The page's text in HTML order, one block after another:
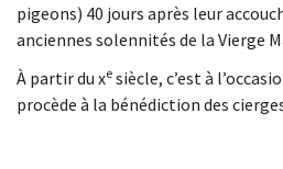
pigeons) 40 jours après leur
anciennes solennités de la Vierge
À partir du xe siècle, c’est à
procède à la bénédiction des